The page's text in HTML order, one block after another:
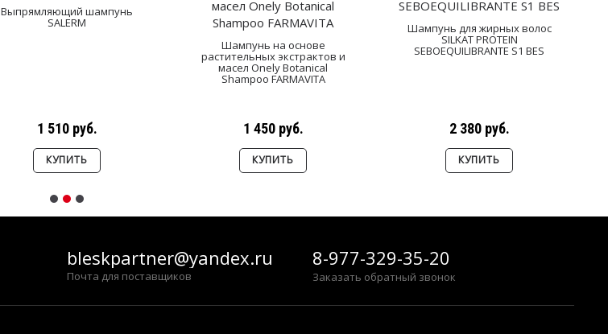
Выпрямляющий шампунь
SALERM
1 510 руб.
КУПИТЬ
Шампунь на основе
растительных экстрактов и
масел Onely Botanical
Shampoo FARMAVITA
1 450 руб.
КУПИТЬ
Шампунь для жирных волос
SILKAT PROTEIN
SEBOEQUILIBRANTE S1 BES
2 380 руб.
КУПИТЬ
bleskpartner@yandex.ru
Почта для поставщиков
8-977-329-35-20
Заказать обратный звонок